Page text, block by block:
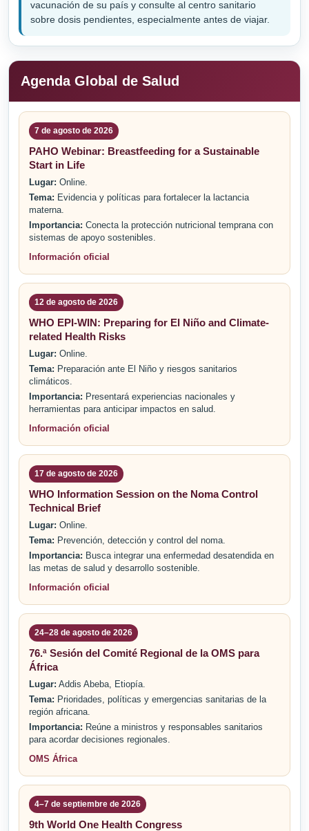
vacunación de su país y consulte al centro sanitario
sobre dosis pendientes, especialmente antes de viajar.
Agenda Global de Salud
7 de agosto de 2026
PAHO Webinar: Breastfeeding for a Sustainable
Start in Life
Lugar: Online.
Tema: Evidencia y políticas para fortalecer la lactancia
materna.
Importancia: Conecta la protección nutricional temprana con
sistemas de apoyo sostenibles.
Información oficial
12 de agosto de 2026
WHO EPI-WIN: Preparing for El Niño and Climate-
related Health Risks
Lugar: Online.
Tema: Preparación ante El Niño y riesgos sanitarios
climáticos.
Importancia: Presentará experiencias nacionales y
herramientas para anticipar impactos en salud.
Información oficial
17 de agosto de 2026
WHO Information Session on the Noma Control
Technical Brief
Lugar: Online.
Tema: Prevención, detección y control del noma.
Importancia: Busca integrar una enfermedad desatendida en
las metas de salud y desarrollo sostenible.
Información oficial
24–28 de agosto de 2026
76.ª Sesión del Comité Regional de la OMS para
África
Lugar: Addis Abeba, Etiopía.
Tema: Prioridades, políticas y emergencias sanitarias de la
región africana.
Importancia: Reúne a ministros y responsables sanitarios
para acordar decisiones regionales.
OMS África
4–7 de septiembre de 2026
9th World One Health Congress